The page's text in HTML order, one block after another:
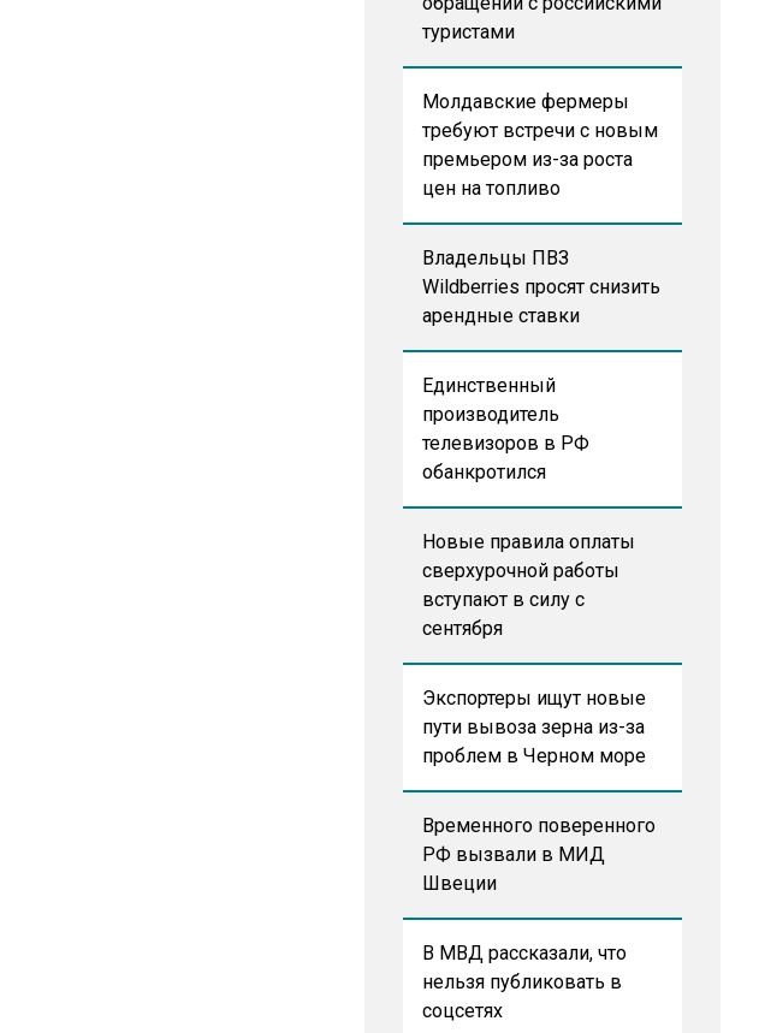
туристами
Молдавские фермеры
требуют встречи с новым
премьером из-за роста
цен на топливо
Владельцы ПВЗ
Wildberries просят снизить
арендные ставки
Единственный
производитель
телевизоров в РФ
обанкротился
Новые правила оплаты
сверхурочной работы
вступают в силу с
сентября
Экспортеры ищут новые
пути вывоза зерна из-за
проблем в Черном море
Временного поверенного
РФ вызвали в МИД
Швеции
В МВД рассказали, что
нельзя публиковать в
соцсетях